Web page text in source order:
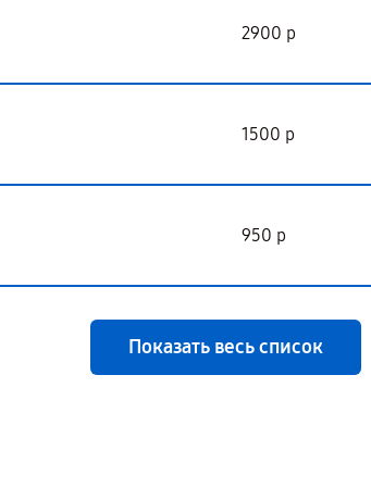
2900 р
1500 р
950 р
Показать весь список